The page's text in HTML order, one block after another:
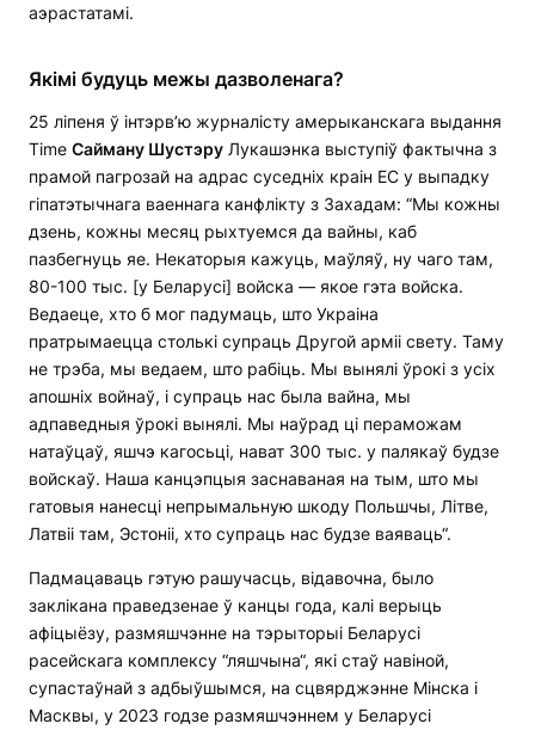
аэрастатамі.
Якімі будуць межы дазволенага?
25 ліпеня ў інтэрв’ю журналісту амерыканскага выдання
Time Сайману Шустэру Лукашэнка выступіў фактычна з
прамой пагрозай на адрас суседніх краін ЕС у выпадку
гіпатэтычнага ваеннага канфлікту з Захадам: “Мы кожны
дзень, кожны месяц рыхтуемся да вайны, каб
пазбегнуць яе. Некаторыя кажуць, маўляў, ну чаго там,
80-100 тыс. [у Беларусі] войска — якое гэта войска.
Ведаеце, хто б мог падумаць, што Украіна
пратрымаецца столькі супраць Другой арміі свету. Таму
не трэба, мы ведаем, што рабіць. Мы вынялі ўрокі з усіх
апошніх войнаў, і супраць нас была вайна, мы
адпаведныя ўрокі вынялі. Мы наўрад ці пераможам
натаўцаў, яшчэ кагосьці, нават 300 тыс. у палякаў будзе
войскаў. Наша канцэпцыя заснаваная на тым, што мы
гатовыя нанесці непрымальную шкоду Польшчы, Літве,
Латвіі там, Эстоніі, хто супраць нас будзе ваяваць“.
Падмацаваць гэтую рашучасць, відавочна, было
заклікана праведзенае ў канцы года, калі верыць
афіцыёзу, размяшчэнне на тэрыторыі Беларусі
расейскага комплексу “ляшчына“, які стаў навіной,
супастаўнай з адбыўшымся, на сцвярджэнне Мінска і
Масквы, у 2023 годзе размяшчэннем у Беларусі